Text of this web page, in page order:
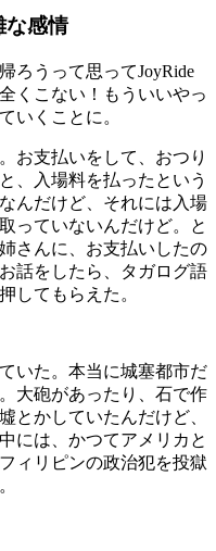
な感情
ろうって思ってJoyRide
くこない！もういいやっ
いくことに。
お支払いをして、おつり
、入場料を払ったという
んだけど、それには入場
っていないんだけど。と
さんに、お支払いしたの
話をしたら、タガログ語
してもらえた。
いた。本当に城塞都市だ
大砲があったり、石で作
とかしていたんだけど、
には、かつてアメリカと
ィリピンの政治犯を投獄